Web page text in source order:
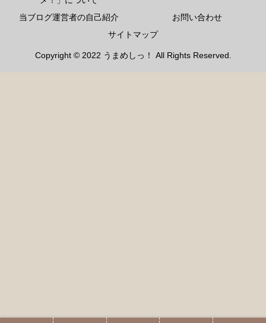
当ブログ運営者の自己紹介
お問い合わせ
サイトマップ
Copyright © 2022 うまめしっ！ All Rights Reserved.